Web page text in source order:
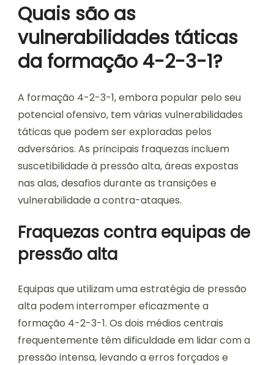
Quais são as
vulnerabilidades táticas
da formação 4-2-3-1?
A formação 4-2-3-1, embora popular pelo seu
potencial ofensivo, tem várias vulnerabilidades
táticas que podem ser exploradas pelos
adversários. As principais fraquezas incluem
suscetibilidade à pressão alta, áreas expostas
nas alas, desafios durante as transições e
vulnerabilidade a contra-ataques.
Fraquezas contra equipas de
pressão alta
Equipas que utilizam uma estratégia de pressão
alta podem interromper eficazmente a
formação 4-2-3-1. Os dois médios centrais
frequentemente têm dificuldade em lidar com a
pressão intensa, levando a erros forçados e